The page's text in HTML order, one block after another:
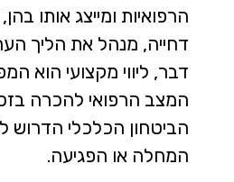
הרפואיות ומייצג אותו
דחייה, מנהל את הליך
דבר, ליווי מקצועי הוא
המצב הרפואי להכרה
הביטחון הכלכלי הדרוש
המחלה או הפגיעה.